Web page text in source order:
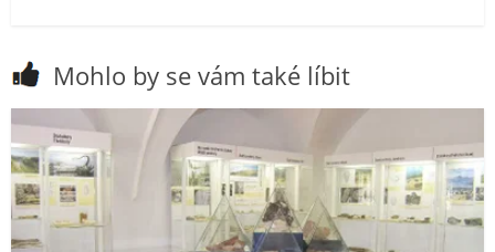
Mohlo by se vám také líbit